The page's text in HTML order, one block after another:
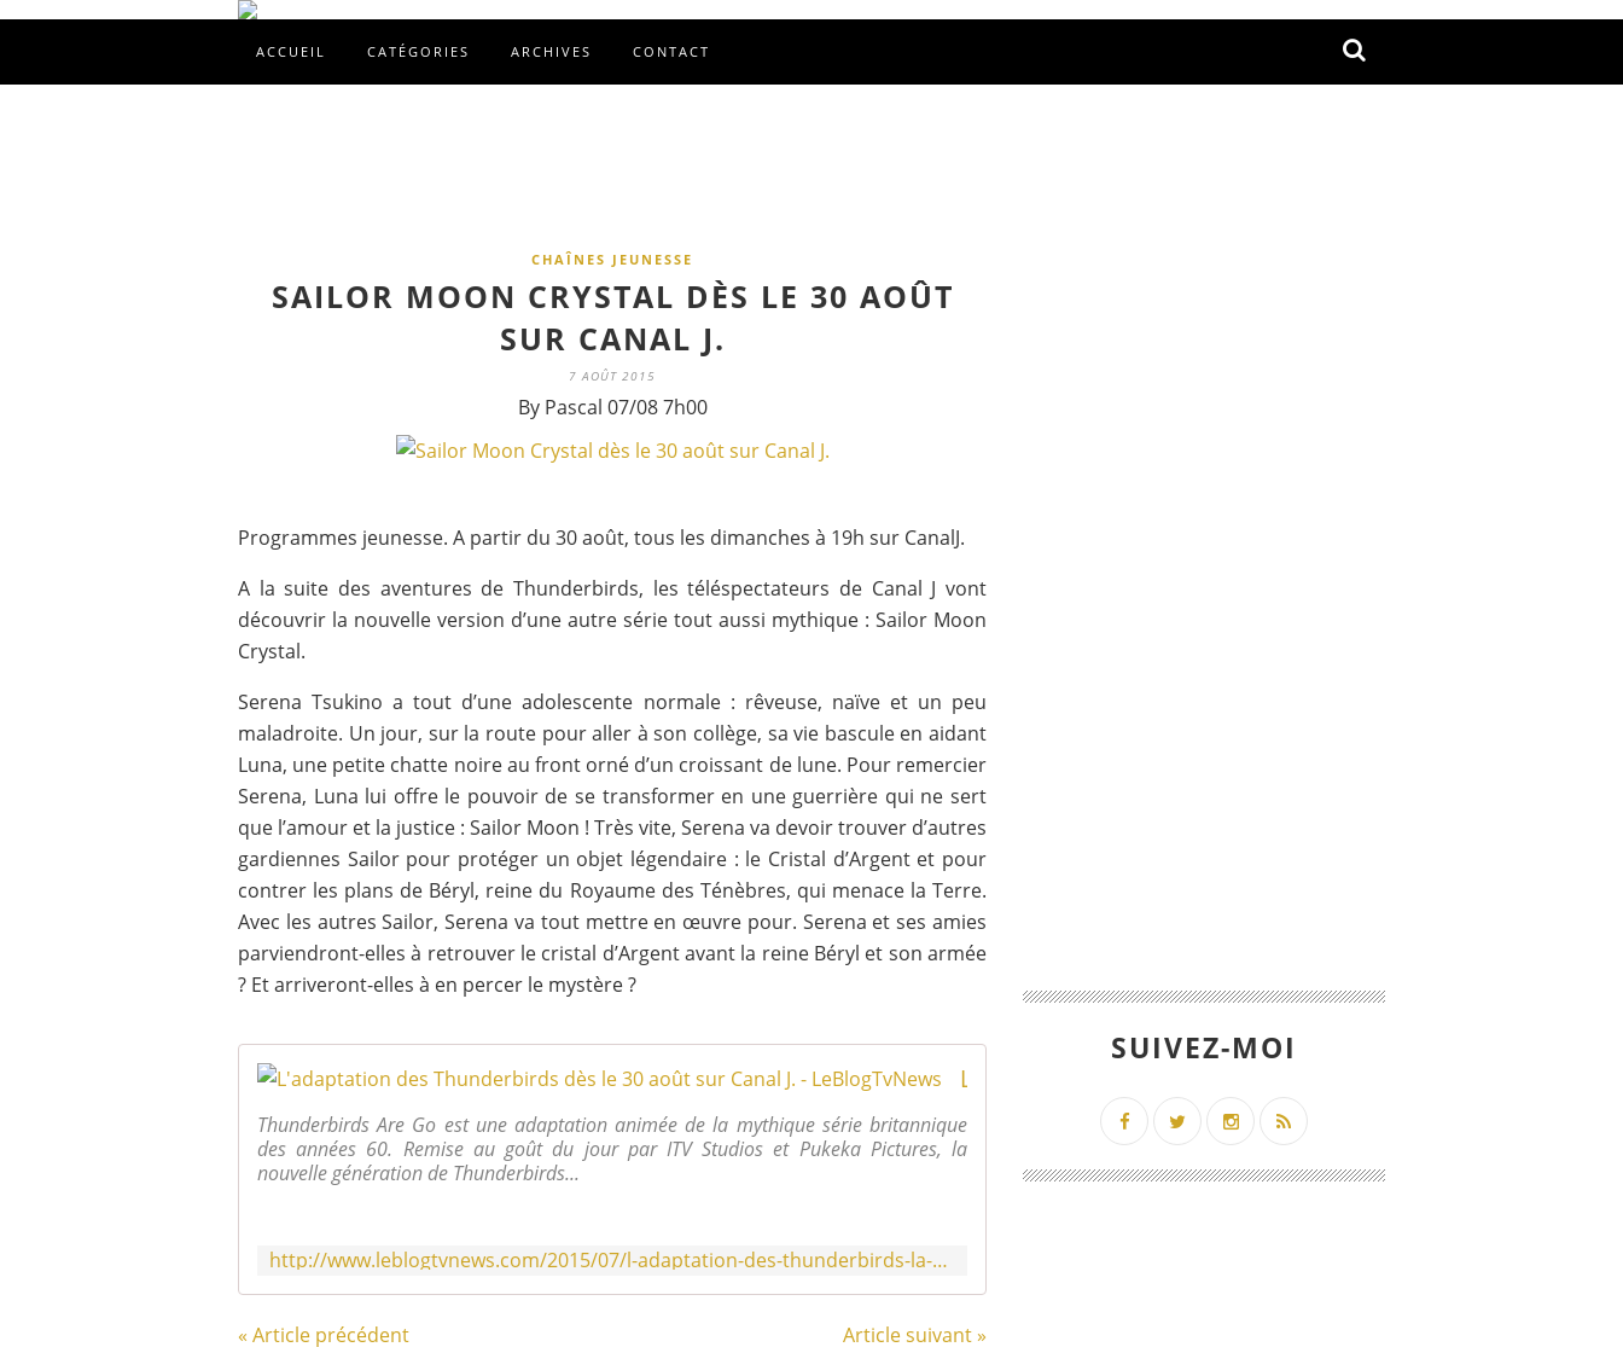
ACCUEIL CATÉGORIES ARCHIVES CONTACT
CHAÎNES JEUNESSE
SAILOR MOON CRYSTAL DÈS LE 30 AOÛT
SUR CANAL J.
7 AOÛT 2015
By Pascal 07/08 7h00
Programmes jeunesse. A partir du 30 août, tous les dimanches à 19h sur CanalJ.
A la suite des aventures de Thunderbirds, les téléspectateurs de Canal J vont
découvrir la nouvelle version d’une autre série tout aussi mythique : Sailor Moon
Crystal.
Serena Tsukino a tout d’une adolescente normale : rêveuse, naïve et un peu
maladroite. Un jour, sur la route pour aller à son collège, sa vie bascule en aidant
Luna, une petite chatte noire au front orné d’un croissant de lune. Pour remercier
Serena, Luna lui offre le pouvoir de se transformer en une guerrière qui ne sert
que l’amour et la justice : Sailor Moon ! Très vite, Serena va devoir trouver d’autres
gardiennes Sailor pour protéger un objet légendaire : le Cristal d’Argent et pour
contrer les plans de Béryl, reine du Royaume des Ténèbres, qui menace la Terre.
Avec les autres Sailor, Serena va tout mettre en œuvre pour. Serena et ses amies
parviendront-elles à retrouver le cristal d’Argent avant la reine Béryl et son armée
? Et arriveront-elles à en percer le mystère ?
Thunderbirds Are Go est une adaptation animée de la mythique série britannique
des années 60. Remise au goût du jour par ITV Studios et Pukeka Pictures, la
nouvelle génération de Thunderbirds...
http://www.leblogtvnews.com/2015/07/l-adaptation-des-thunderbirds-la-saison-prochaine-sur-canal-j.html
« Article précédent
Article suivant »
SUIVEZ-MOI